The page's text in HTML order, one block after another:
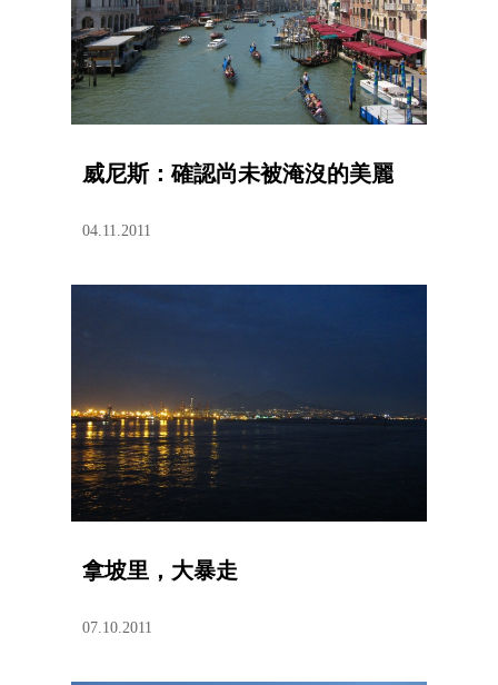
威尼斯：確認尚未被淹沒的美麗
04.11.2011
拿坡里，大暴走
07.10.2011